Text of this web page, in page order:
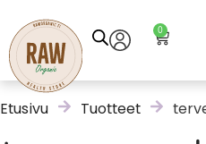
0
Etusivu Tuotteet